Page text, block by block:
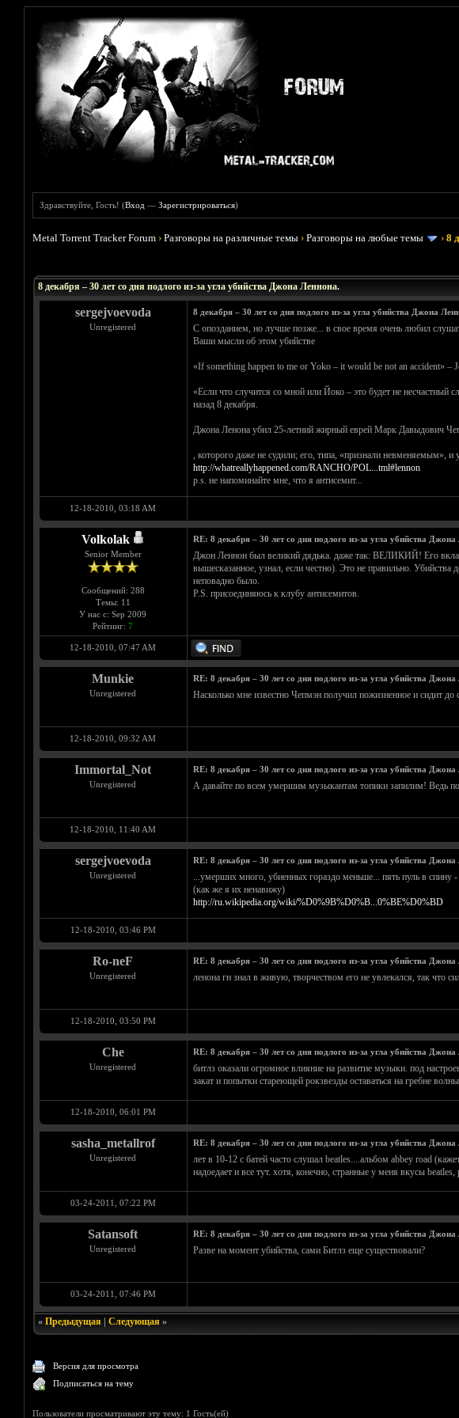
Здравствуйте, Гость! (Вход —Зарегистрироваться)
Metal Torrent Tracker Forum ›Разговоры на различные темы ›Разговоры на любые темы ›8
8 декабря – 30 лет со дня подлого из-за угла убийства Джона Леннона.
sergejvoevoda
Unregistered
8 декабря – 30 лет со дня подлого из-за угла убийства Джона
С опозданием, но лучше позже... в свое время очень любил
Ваши мысли об этом убийстве
«If something happen to me or Yoko – it would be not an accident» –
«Если что случится со мной или Йоко – это будет не несчастный
назад 8 декабря.
Джона Ленона убил 25-летний жирный еврей Марк Давыдович
, которого даже не судили; его, типа, «признали невменяемым»,
http://whatreallyhappened.com/RANCHO/POL...tml#lennon
p.s. не напоминайте мне, что я антисемит...
12-18-2010, 03:18 AM
Volkolak
Senior Member
Сообщений: 288
Темы: 11
У нас с: Sep 2009
Рейтинг: 7
RE: 8 декабря – 30 лет со дня подлого из-за угла убийства Джона
Джон Леннон был великий дядька. даже так: ВЕЛИКИЙ! Его вклад
вышесказанное, узнал, если честно). Это не правильно.
неповадно было.
P.S. присоединяюсь к клубу антисемитов.
12-18-2010, 07:47 AM
Munkie
Unregistered
RE: 8 декабря – 30 лет со дня подлого из-за угла убийства Джона
Насколько мне известно Чепмэн получил пожизненное и сидит до
12-18-2010, 09:32 AM
Immortal_Not
Unregistered
RE: 8 декабря – 30 лет со дня подлого из-за угла убийства Джона
А давайте по всем умершим музыкантам топики запилим! Ведь
12-18-2010, 11:40 AM
sergejvoevoda
Unregistered
RE: 8 декабря – 30 лет со дня подлого из-за угла убийства Джона
...умерших много, убиенных гораздо меньше... пять пуль в спину
(как же я их ненавижу)
http://ru.wikipedia.org/wiki/%D0%9B%D0%B...0%BE%D0%BD
12-18-2010, 03:46 PM
Ro-neF
Unregistered
RE: 8 декабря – 30 лет со дня подлого из-за угла убийства Джона
ленона гн знал в живую, творчеством его не увлекался, так что
12-18-2010, 03:50 PM
Che
Unregistered
RE: 8 декабря – 30 лет со дня подлого из-за угла убийства Джона
битлз оказали огромное влияние на развитие музыки. под
закат и попытки стареющей рокзвезды оставаться на гребне
12-18-2010, 06:01 PM
sasha_metallrof
Unregistered
RE: 8 декабря – 30 лет со дня подлого из-за угла убийства Джона
лет в 10-12 с батей часто слушал beatles....альбом abbey road
надоедает и все тут. хотя, конечно, странные у меня вкусы
03-24-2011, 07:22 PM
Satansoft
Unregistered
RE: 8 декабря – 30 лет со дня подлого из-за угла убийства Джона
Разве на момент убийства, сами Битлз еще существовали?
03-24-2011, 07:46 PM
« Предыдущая| Следующая»
Версия для просмотра
Подписаться на тему
Пользователи просматривают эту тему: 1 Гость(ей)